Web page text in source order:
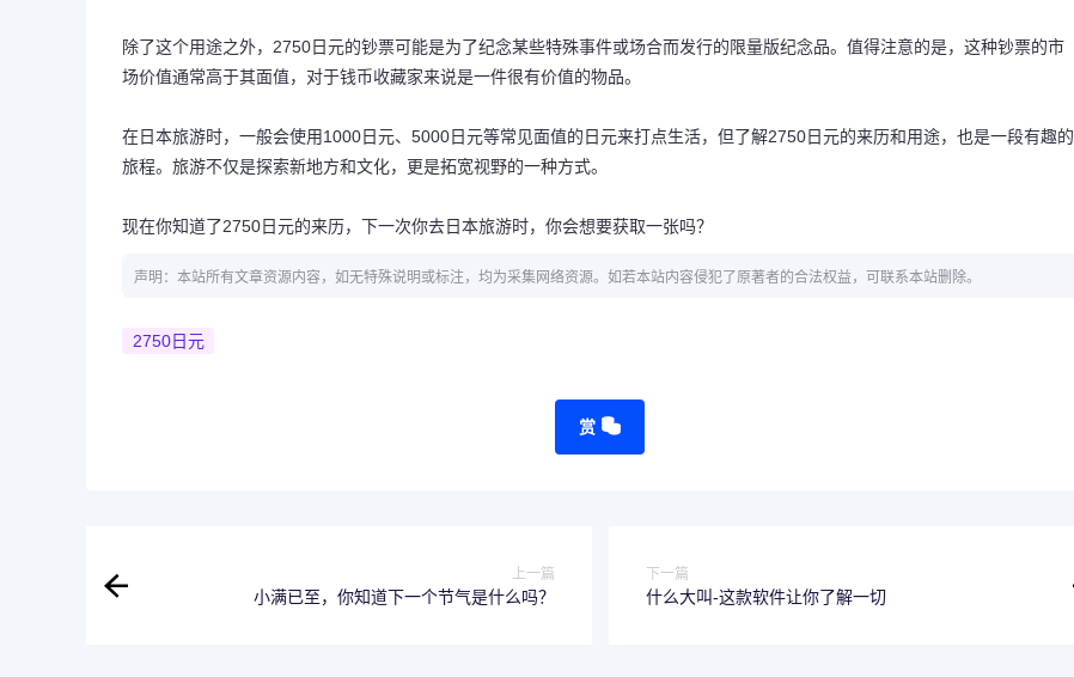
除了这个用途之外，2750日元的钞票可能是为了纪念某些特殊事件或场合而发行的限量版纪念品。值得注意的是，这种钞票的市
场价值通常高于其面值，对于钱币收藏家来说是一件很有价值的物品。
在日本旅游时，一般会使用1000日元、5000日元等常见面值的日元来打点生活，但了解2750日元的来历和用途，也是一段有趣的
旅程。旅游不仅是探索新地方和文化，更是拓宽视野的一种方式。
现在你知道了2750日元的来历，下一次你去日本旅游时，你会想要获取一张吗？
声明：本站所有文章资源内容，如无特殊说明或标注，均为采集网络资源。如若本站内容侵犯了原著者的合法权益，可联系本站删除。
2750日元
赏
上一篇
小满已至，你知道下一个节气是什么吗？
下一篇
什么大叫-这款软件让你了解一切